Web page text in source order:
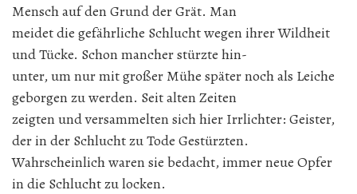
Mensch auf den Grund der Grät. Man
meidet die gefährliche Schlucht wegen ihrer Wildheit
und Tücke. Schon mancher stürzte hin-
unter, um nur mit großer Mühe später noch als Leiche
geborgen zu werden. Seit alten Zeiten
zeigten und versammelten sich hier Irrlichter: Geister,
der in der Schlucht zu Tode Gestürzten.
Wahrscheinlich waren sie bedacht, immer neue Opfer
in die Schlucht zu locken.